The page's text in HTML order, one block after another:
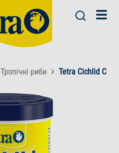
Тропічні риби Tetra Cichlid